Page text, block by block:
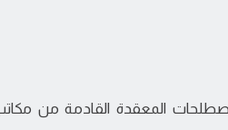
المعقدة القادمة من مكاتب